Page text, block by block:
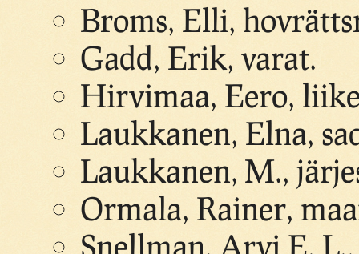
Broms, Elli,
Gadd, Erik, varat.
Hirvimaa, Eero,
Laukkanen, Elna,
Laukkanen, M.,
Ormala, Rainer,
Snellman, Arvi E.